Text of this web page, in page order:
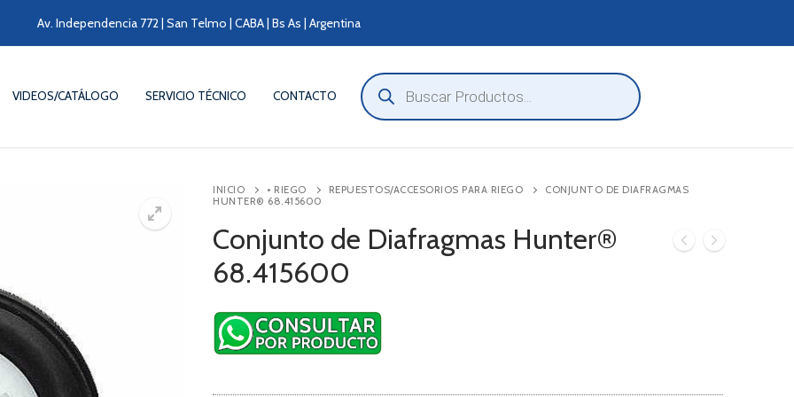
Av. Independencia 772 | San Telmo | CABA | Bs As | Argentina
VIDEOS/CATÁLOGO SERVICIO TÉCNICO CONTACTO
Búsqueda
de
productos
INICIO • RIEGO REPUESTOS/ACCESORIOS PARA RIEGO
CONJUNTO DE DIAFRAGMAS
HUNTER® 68.415600
Conjunto de Diafragmas Hunter®
68.415600